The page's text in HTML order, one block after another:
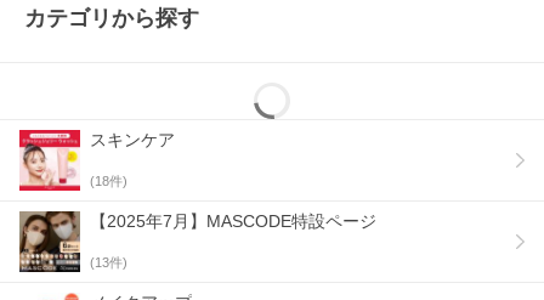
カテゴリから探す
スキンケア
(18件)
【2025年7月】MASCODE特設ページ
(13件)